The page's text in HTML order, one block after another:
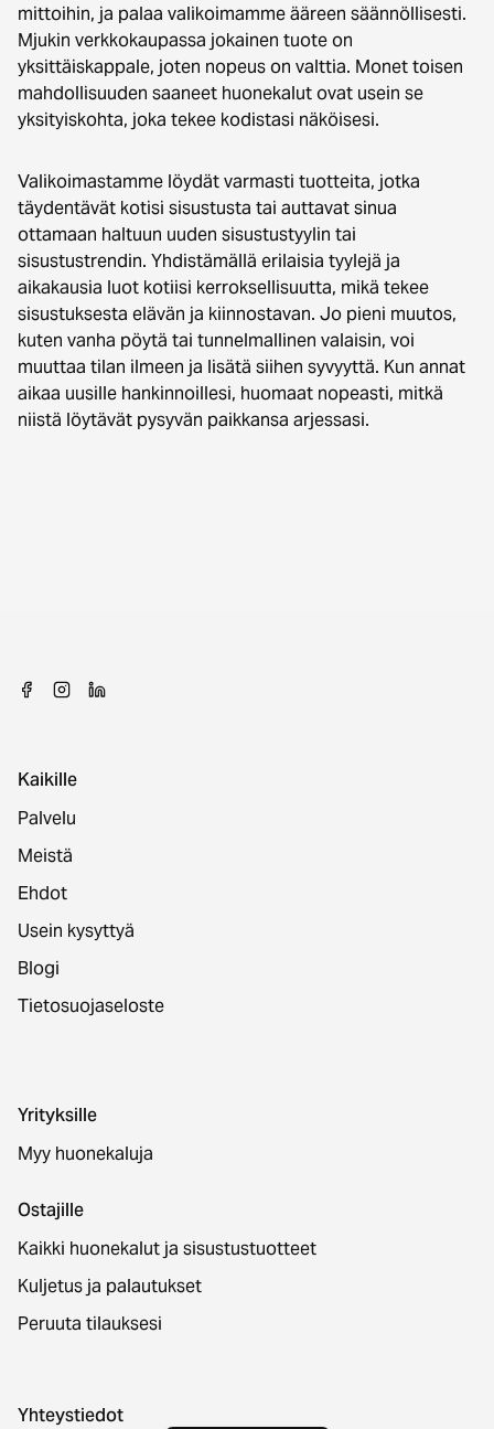
mittoihin, ja palaa valikoimamme ääreen säännöllisesti.
Mjukin verkkokaupassa jokainen tuote on
yksittäiskappale, joten nopeus on valttia. Monet toisen
mahdollisuuden saaneet huonekalut ovat usein se
yksityiskohta, joka tekee kodistasi näköisesi.
Valikoimastamme löydät varmasti tuotteita, jotka
täydentävät kotisi sisustusta tai auttavat sinua
ottamaan haltuun uuden sisustustyylin tai
sisustustrendin. Yhdistämällä erilaisia tyylejä ja
aikakausia luot kotiisi kerroksellisuutta, mikä tekee
sisustuksesta elävän ja kiinnostavan. Jo pieni muutos,
kuten vanha pöytä tai tunnelmallinen valaisin, voi
muuttaa tilan ilmeen ja lisätä siihen syvyyttä. Kun annat
aikaa uusille hankinnoillesi, huomaat nopeasti, mitkä
niistä löytävät pysyvän paikkansa arjessasi.
Kaikille
Palvelu
Meistä
Ehdot
Usein kysyttyä
Blogi
Tietosuojaseloste
Yrityksille
Myy huonekaluja
Ostajille
Kaikki huonekalut ja sisustustuotteet
Kuljetus ja palautukset
Peruuta tilauksesi
Yhteystiedot